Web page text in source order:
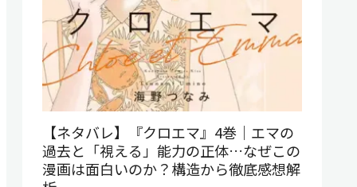
【ネタバレ】『クロエマ』4巻｜エマの
過去と「視える」能力の正体…なぜこの
漫画は面白いのか？構造から徹底感想解